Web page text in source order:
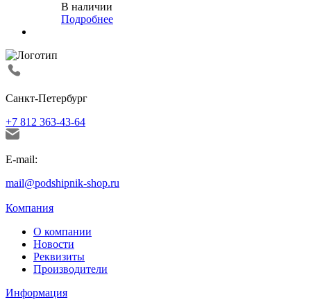
В наличии
Подробнее
Санкт-Петербург
+7 812 363-43-64
E-mail:
mail@podshipnik-shop.ru
Компания
О компании
Новости
Реквизиты
Производители
Информация